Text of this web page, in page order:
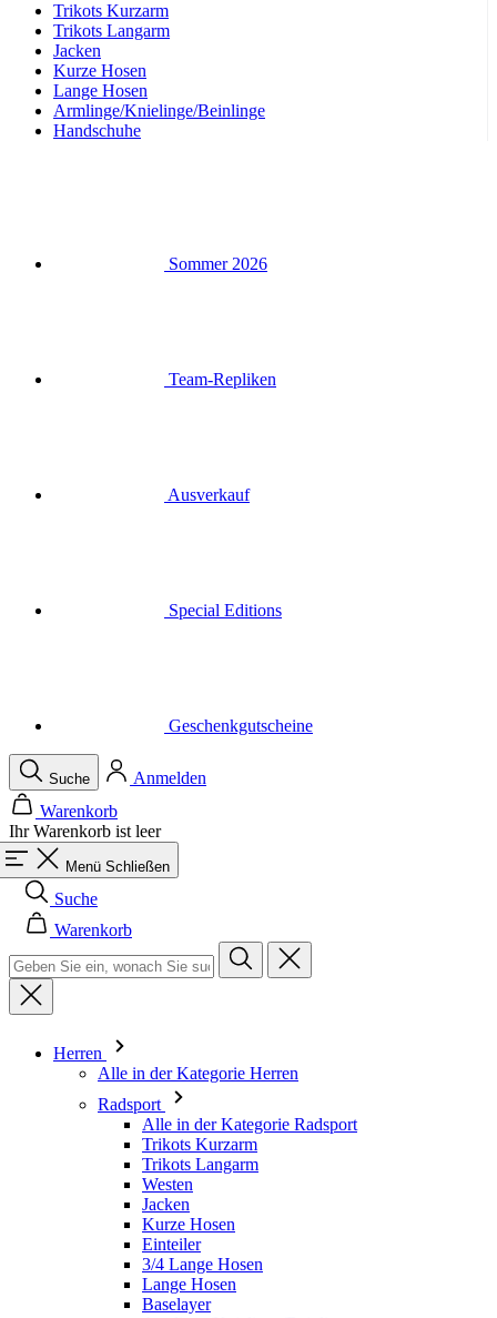
Trikots Kurzarm
Trikots Langarm
Jacken
Kurze Hosen
Lange Hosen
Armlinge/Knielinge/Beinlinge
Handschuhe
Ihr Warenkorb ist leer
Menü Schließen
Suche
Warenkorb
Herren
Alle in der Kategorie Herren
Trikots Langarm
Westen
Jacken
Kurze Hosen
Einteiler
3/4 Lange Hosen
Lange Hosen
Baselayer
Armlinge/Knielinge/Beinlinge
Caps & Mützen
Handschuhe
Socken
Andere